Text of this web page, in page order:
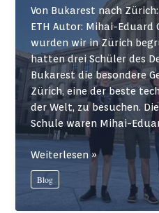
Von Bukarest nach
ETH Autor: Mihai-Eduard
wurden wir in Zürich
hatten drei Schüler des
Bukarest die besondere
Zürich, eine der beste
der Welt, zu besuchen.
Schule waren Mihai-
Von
Bukarest
nach
Weiterlesen »
Blog